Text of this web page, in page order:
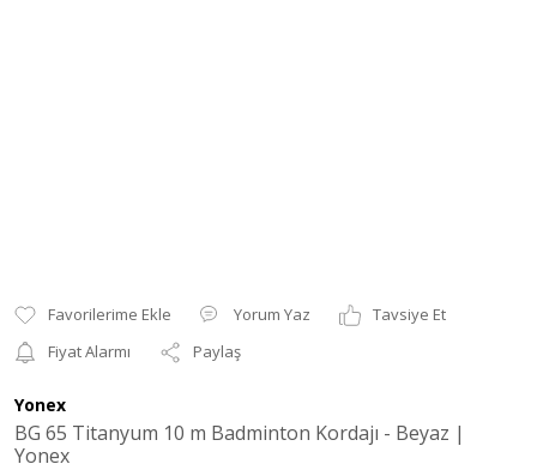
Yorum Yaz
Tavsiye Et
Fiyat Alarmı
Paylaş
Yonex
BG 65 Titanyum 10 m Badminton Kordajı - Beyaz |
Yonex